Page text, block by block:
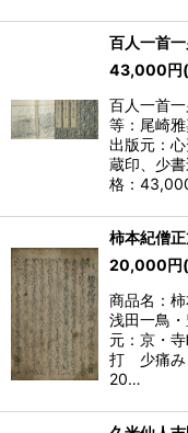
百人一首
43,000円
百人一首
等：尾崎
出版元：
蔵印、少
格：
柿本紀僧
20,000円
商品名：
浅田一鳥
元：京・
打 少痛み
20…